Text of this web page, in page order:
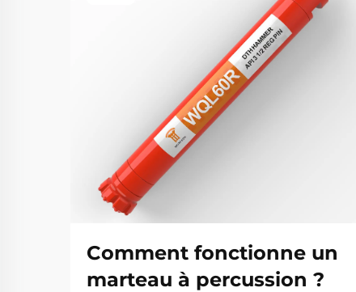
Comment fonctionne un
marteau à percussion ?